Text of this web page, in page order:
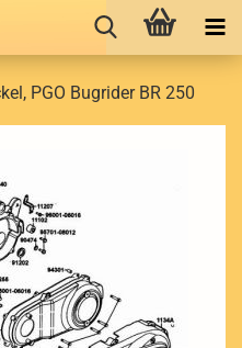
PGO Bugrider BR 250